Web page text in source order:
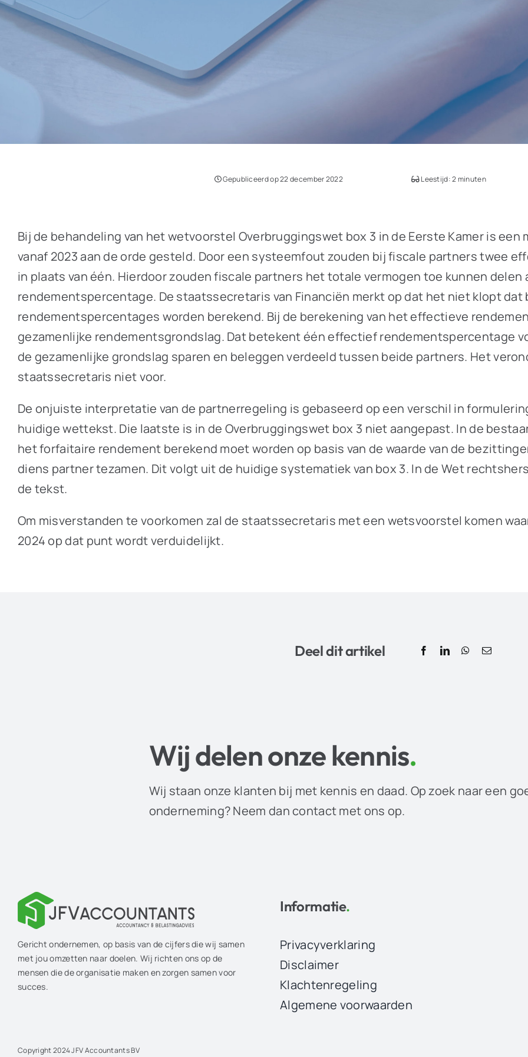
Gepubliceerd op 22 december 2022 Leestijd: 2 minuten
Bij de behandeling van het wetvoorstel Overbruggingswet box 3 in de Eerste Kamer is
vanaf 2023 aan de orde gesteld. Door een systeemfout zouden bij fiscale partners twee
in plaats van één. Hierdoor zouden fiscale partners het totale vermogen toe kunnen
rendementspercentage. De staatssecretaris van Financiën merkt op dat het niet klopt
rendementspercentages worden berekend. Bij de berekening van het effectieve
gezamenlijke rendementsgrondslag. Dat betekent één effectief rendementspercentage
de gezamenlijke grondslag sparen en beleggen verdeeld tussen beide partners. Het
staatssecretaris niet voor.
De onjuiste interpretatie van de partnerregeling is gebaseerd op een verschil in
huidige wettekst. Die laatste is in de Overbruggingswet box 3 niet aangepast. In de
het forfaitaire rendement berekend moet worden op basis van de waarde van de
diens partner tezamen. Dit volgt uit de huidige systematiek van box 3. In de Wet
de tekst.
Om misverstanden te voorkomen zal de staatssecretaris met een wetsvoorstel komen
2024 op dat punt wordt verduidelijkt.
Deel dit artikel
Wij delen onze kennis.
Wij staan onze klanten bij met kennis en daad. Op zoek naar een
onderneming? Neem dan contact met ons op.
Gericht ondernemen, op basis van de cijfers die wij samen
met jou omzetten naar doelen. Wij richten ons op de
mensen die de organisatie maken en zorgen samen voor
succes.
Informatie.
Privacyverklaring
Disclaimer
Klachtenregeling
Algemene voorwaarden
Copyright 2024 JFV Accountants BV